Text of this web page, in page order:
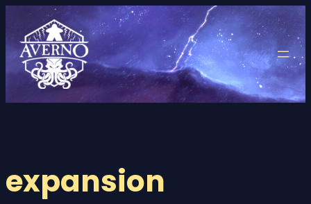
contenido
expansion